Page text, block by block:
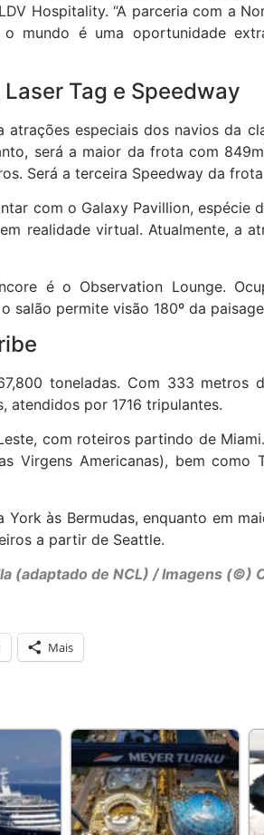
Hospitality. “A parceria com a
mundo é uma oportunidade
Tag e Speedway
especiais dos navios da
será a maior da frota com
Será a terceira Speedway da
com o Galaxy Pavillion, espécie
realidade virtual. Atualmente, a
é o Observation Lounge.
salão permite visão 180º da
toneladas. Com 333 metros
atendidos por 1716 tripulantes.
com roteiros partindo de
Virgens Americanas), bem como
às Bermudas, enquanto em
a partir de Seattle.
(adaptado de NCL) / Imagens (©)
Mais